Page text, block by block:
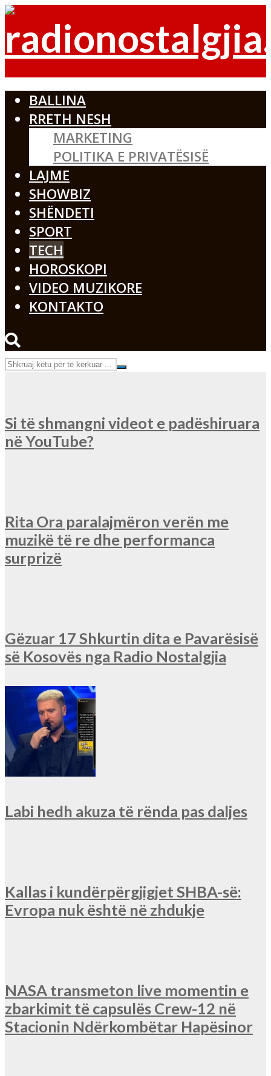
BALLINA
RRETH NESH
MARKETING
POLITIKA E PRIVATËSISË
LAJME
SHOWBIZ
SHËNDETI
SPORT
TECH
HOROSKOPI
VIDEO MUZIKORE
KONTAKTO
Si të shmangni videot e padëshiruara
në YouTube?
Rita Ora paralajmëron verën me
muzikë të re dhe performanca
surprizë
Gëzuar 17 Shkurtin dita e Pavarësisë
së Kosovës nga Radio Nostalgjia
Labi hedh akuza të rënda pas daljes
Kallas i kundërpërgjigjet SHBA-së:
Evropa nuk është në zhdukje
NASA transmeton live momentin e
zbarkimit të capsulës Crew-12 në
Stacionin Ndërkombëtar Hapësinor